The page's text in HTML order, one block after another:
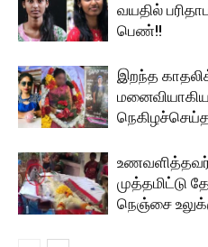
வயதில்
பெண்!!
இறந்த
உணவளித்தவர்
முத்தமிட்டு
நெஞ்சை